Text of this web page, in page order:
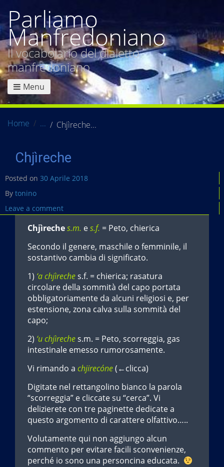
Parliamo
Manfredoniano
Il vocabolario del dialetto
manfredoniano
Menu
Home Chjìreche
Chjìreche
Posted on 30 Aprile 2018
By tonino
Leave a comment
Chjìreches.m. es.f. = Peto, chierica
Secondo il genere, maschile o femminile, il
sostantivo cambia di significato.
1) ‘a chjìreches.f. = chierica; rasatura
circolare della sommità del capo portata
obbligatoriamente da alcuni religiosi e, per
estensione, zona calva sulla sommità del
capo;
2) ‘u chjìreches.m. = Peto, scorreggia, gas
intestinale emesso rumorosamente.
Vi rimando a chjirecóne(←clicca)
Digitate nel rettangolino bianco la parola
“scorreggia” e cliccate su “cerca”. Vi
delizierete con tre paginette dedicate a
questo argomento di carattere olfattivo…..
Volutamente qui non aggiungo alcun
commento per evitare facili sconvenienze,
perché io sono una personcina educata.